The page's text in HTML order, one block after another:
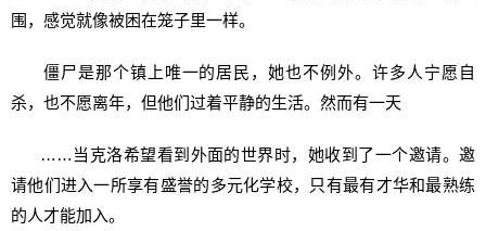
围，感觉就像被困在笼子里一样。
僵尸是那个镇上唯一的居民，她也不例外。许多人宁愿自
杀，也不愿离年，但他们过着平静的生活。然而有一天
……当克洛希望看到外面的世界时，她收到了一个邀请。邀
请他们进入一所享有盛誉的多元化学校，只有最有才华和最熟练
的人才能加入。